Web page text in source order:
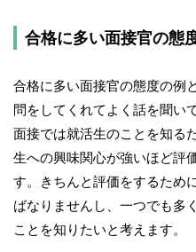
合格に多い面接官の態
合格に多い面接官の態度の例
問をしてくれてよく話を聞い
面接では就活生のことを知る
生への興味関心が強いほど評
す。きちんと評価をするため
ばなりませんし、一つでも多
ことを知りたいと考えます。